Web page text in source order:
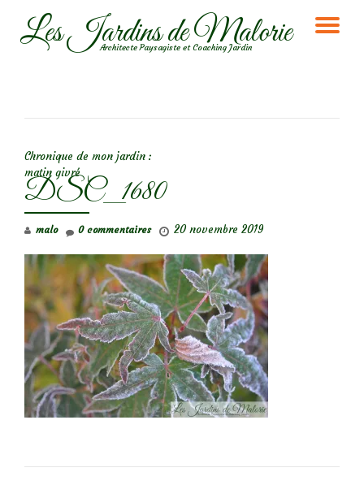
AllerLes Jardins de Malorie
Architecte Paysagiste et Coaching Jardin
Chronique de mon jardin :
matin givré
DSC_1680
malo 20 novembre 2019
0 commentaires